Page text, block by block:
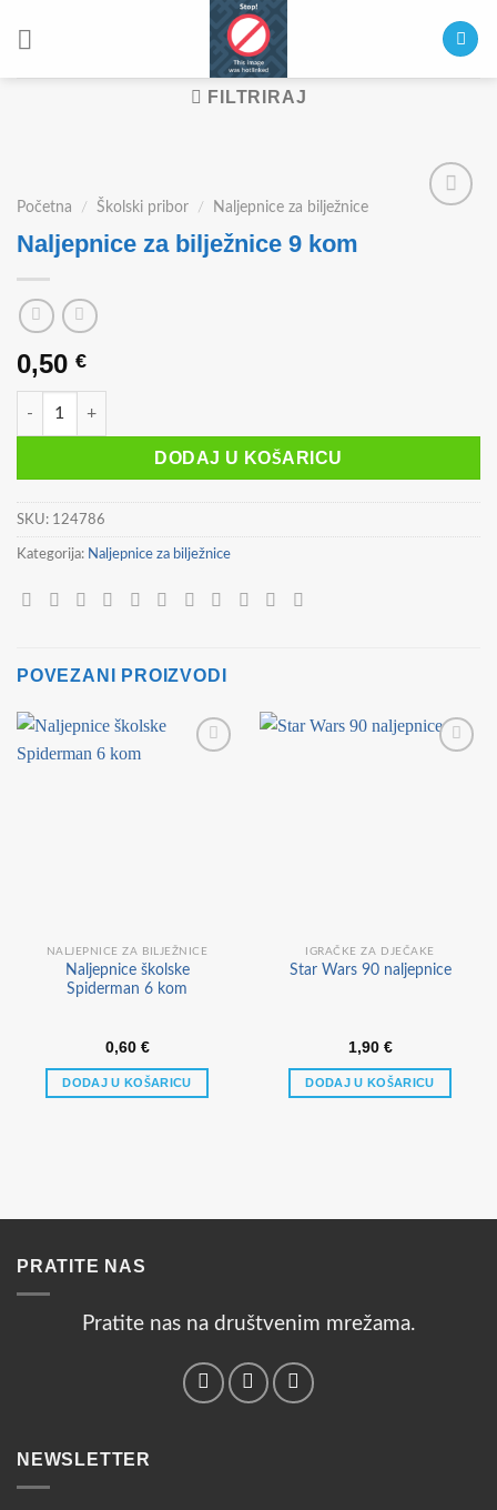
FILTRIRAJ
Početna / Školski pribor / Naljepnice za bilježnice
Naljepnice za bilježnice 9 kom
0,50 €
Naljepnice za bilježnice 9 kom količina
DODAJ U KOŠARICU
SKU: 124786
Kategorija: Naljepnice za bilježnice
POVEZANI PROIZVODI
NALJEPNICE ZA BILJEŽNICE
Naljepnice školske
Spiderman 6 kom
0,60 €
DODAJ U KOŠARICU
IGRAČKE ZA DJEČAKE
Star Wars 90 naljepnice
1,90 €
DODAJ U KOŠARICU
PRATITE NAS
Pratite nas na društvenim mrežama.
NEWSLETTER